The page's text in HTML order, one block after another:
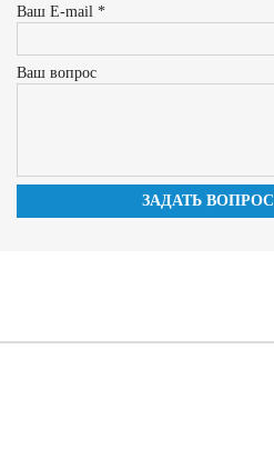
Ваш E-mail *
Ваш вопрос
ЗАДАТЬ ВОПРОС